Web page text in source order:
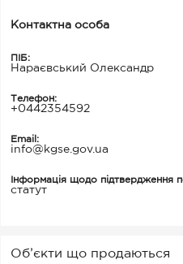
Контактна особа
ПІБ:
Нараєвський Олександр
Телефон:
+0442354592
Email:
info@kgse.gov.ua
Інформація щодо підтвердження
статут
Об’єкти що продаються